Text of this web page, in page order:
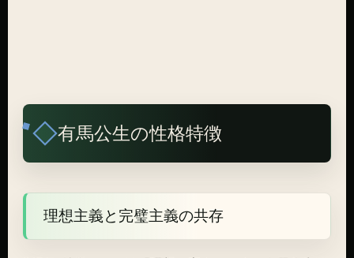
有馬公生の性格特徴
理想主義と完璧主義の共存